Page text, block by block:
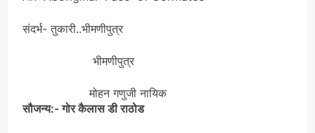
संदर्भ- तुकारी..भीमणीपुत्र
भीमणीपुत्र
मोहन गणुजी नायिक
सौजन्य:- गोर कैलास डी राठोड